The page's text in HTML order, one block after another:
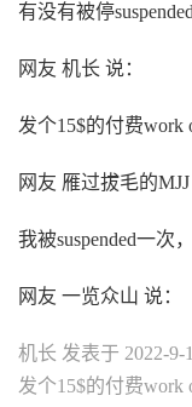
有没有被停
网友 机长 说：
发个15$的付费work
网友 雁过拔毛的MJJ
我被suspended一
网友 一览众山 说：
机长 发表于 2022-9-
发个15$的付费work